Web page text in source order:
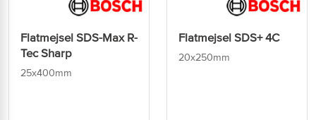
Flatmejsel SDS-Max R-
Tec Sharp
25x400mm
Flatmejsel SDS+ 4C
20x250mm